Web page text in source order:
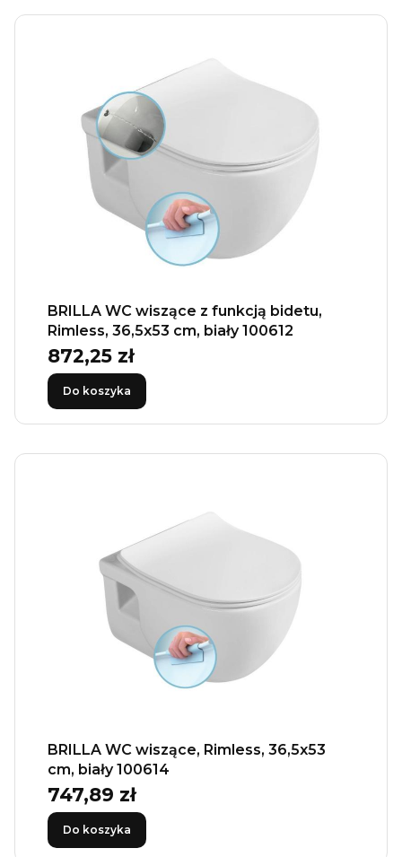
BRILLA WC wiszące z funkcją bidetu,
Rimless, 36,5x53 cm, biały 100612
Cena
872,25 zł
Do koszyka
BRILLA WC wiszące, Rimless, 36,5x53
cm, biały 100614
Cena
747,89 zł
Do koszyka